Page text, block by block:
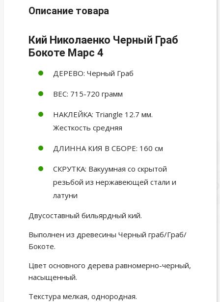
Описание товара
Кий Николаенко Черный Граб
Бокоте Марс 4
ДЕРЕВО: Черный Граб
ВЕС: 715-720 грамм
НАКЛЕЙКА: Triangle 12.7 мм.
Жесткость средняя
ДЛИННА КИЯ В СБОРЕ: 160 см
СКРУТКА: Вакуумная со скрытой
резьбой из нержавеющей стали и
латуни
Двусоставный бильярдный кий.
Выполнен из древесины Черный граб/Граб/
Бокоте.
Цвет основного дерева равномерно-черный,
насыщенный.
Текстура мелкая, однородная.